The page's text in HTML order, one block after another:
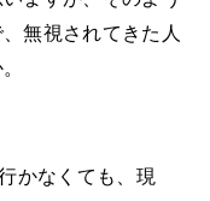
無視されてきた人
かなくても、現